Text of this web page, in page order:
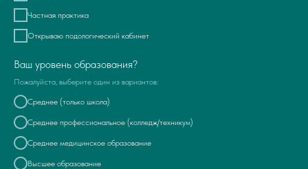
Частная практика
Открываю подологический кабинет
Ваш уровень образования?
Пожалуйста, выберите один из вариантов:
Среднее (только школа)
Среднее профессиональное (колледж/техникум)
Среднее медицинское образование
Высшее образование